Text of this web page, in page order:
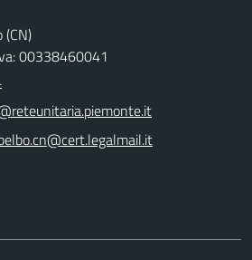
00338460041